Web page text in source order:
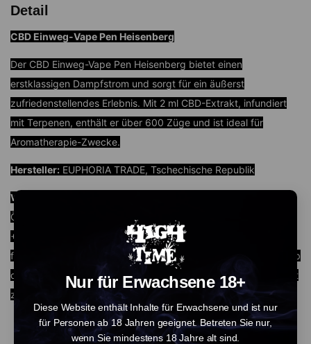
Nur für Erwachsene 18+
Diese Website enthält Inhalte für Erwachsene und ist nur
für Personen ab 18 Jahren geeignet. Betreten Sie nur,
wenn Sie mindestens 18 Jahre alt sind.
Detail
CBD Einweg-Vape Pen Heisenberg
Der CBD Einweg-Vape Pen Heisenberg bietet einen
erstklassigen Dampfstrom und sorgt für ein äußerst
zufriedenstellendes Erlebnis. Mit 2 ml CBD-Extrakt, infundiert
mit Terpenen, enthält er über 600 Züge und ist ideal für
Aromatherapie-Zwecke.
Hersteller: EUPHORIA TRADE, Tschechische Republik
Wichtige Informationen:
Öffnen verwenden. Bei einer Temperatur zwischen +10 und
+20 Grad Celsius lagern. Von direkter Sonneneinstrahlung
fernhalten und an einem trockenen Ort aufbewahren. Außerhalb
der Reichweite von Kindern und Haustieren aufbewahren. Nicht
zur direkten Einnahme geeignet.